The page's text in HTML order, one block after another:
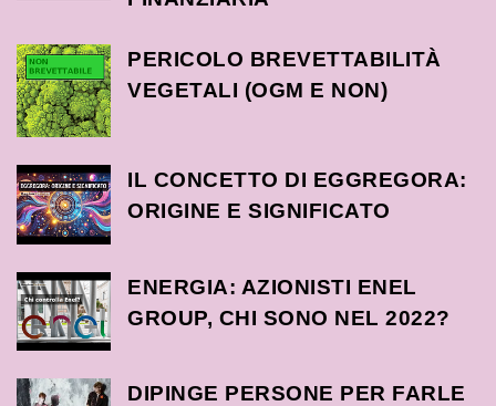
PERICOLO BREVETTABILITÀ
VEGETALI (OGM E NON)
IL CONCETTO DI EGGREGORA:
ORIGINE E SIGNIFICATO
ENERGIA: AZIONISTI ENEL
GROUP, CHI SONO NEL 2022?
DIPINGE PERSONE PER FARLE